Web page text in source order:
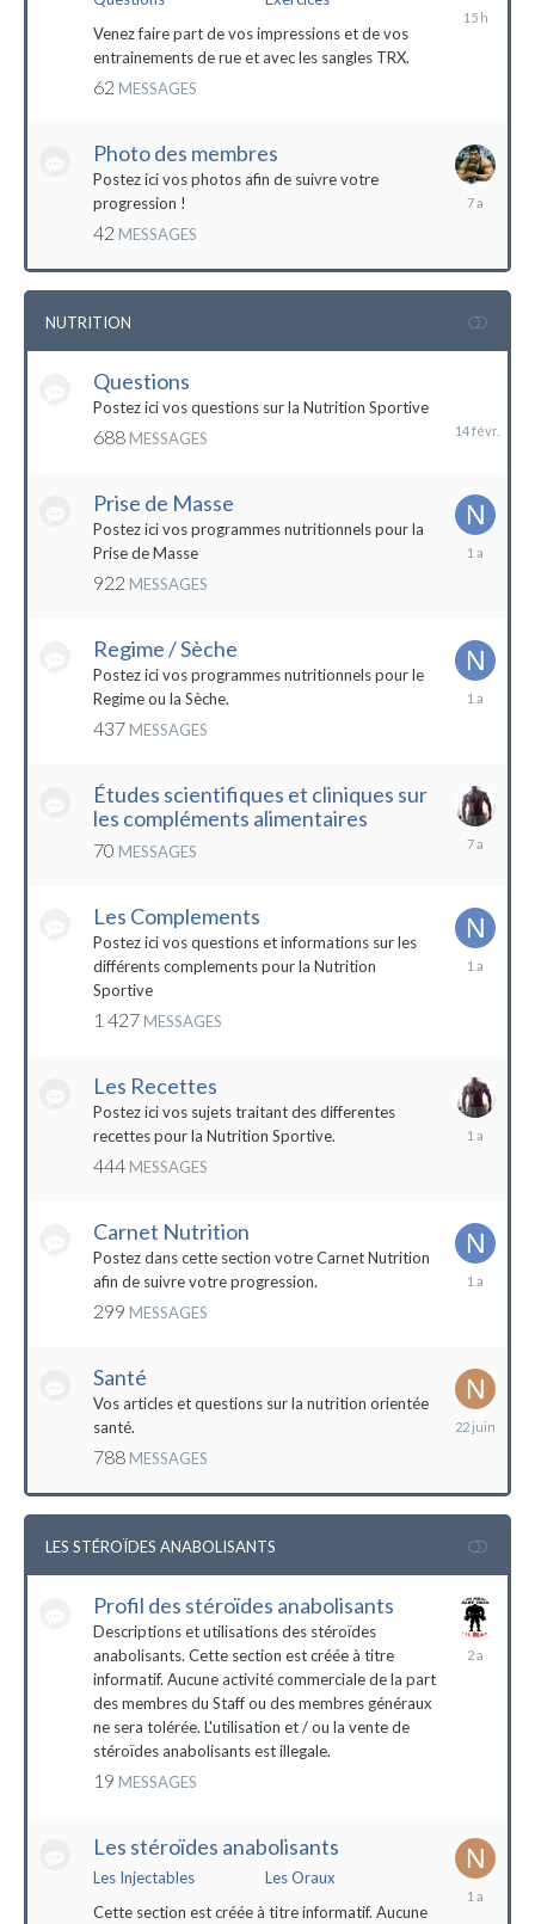
Venez faire part de vos impressions et de vos
entrainements de rue et avec les sangles TRX.
62 MESSAGES
Photo des membres
Postez ici vos photos afin de suivre votre
progression !
42 MESSAGES
18
NUTRITION
Questions
Postez ici vos questions sur la Nutrition Sportive
688 MESSAGES
Prise de Masse
Postez ici vos programmes nutritionnels pour la
Prise de Masse
922 MESSAGES
19
Regime / Sèche
Postez ici vos programmes nutritionnels pour le
Regime ou la Sèche.
437 MESSAGES
18
Études scientifiques et cliniques sur
les compléments alimentaires
70 MESSAGES
18
Les Complements
Postez ici vos questions et informations sur les
différents complements pour la Nutrition
Sportive
1 427 MESSAGES
Les Recettes
Postez ici vos sujets traitant des differentes
recettes pour la Nutrition Sportive.
444 MESSAGES
Carnet Nutrition
Postez dans cette section votre Carnet Nutrition
afin de suivre votre progression.
299 MESSAGES
13
Santé
Vos articles et questions sur la nutrition orientée
santé.
788 MESSAGES
22
LES STÉROÏDES ANABOLISANTS
Profil des stéroïdes anabolisants
Descriptions et utilisations des stéroïdes
anabolisants. Cette section est créée à titre
informatif. Aucune activité commerciale de la part
des membres du Staff ou des membres généraux
ne sera tolérée. L'utilisation et / ou la vente de
stéroïdes anabolisants est illegale.
19 MESSAGES
26
Les stéroïdes anabolisants
Les Injectables
Les Oraux
Cette section est créée à titre informatif. Aucune